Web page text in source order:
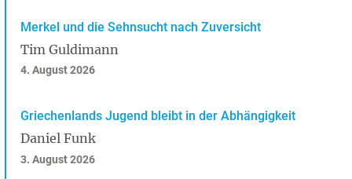
Merkel und die Sehnsucht nach Zuversicht
Tim Guldimann
4. August 2026
Griechenlands Jugend bleibt in der Abhängigkeit
Daniel Funk
3. August 2026